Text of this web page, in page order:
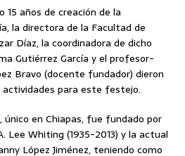
15 años de creación de la
la directora de la Facultad de
Díaz, la coordinadora de dicho
Gutiérrez García y el profesor-
Bravo (docente fundador) dieron
para este festejo.
en Chiapas, fue fundado por
Lee Whiting (1935-2013) y la actual
López Jiménez, teniendo como